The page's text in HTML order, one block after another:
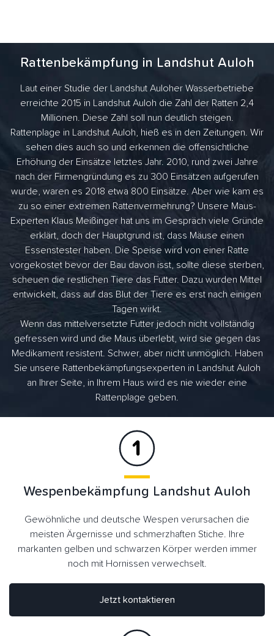
Rattenbekämpfung in Landshut Auloh
Laut einer Studie der Landshut Auloher Wasserbetriebe
erreichte 2015 in Landshut Auloh die Zahl der Ratten 2,4
Millionen. Diese Zahl soll nun deutlich steigen.
Rattenplage in Landshut Auloh, hieß es in den Zeitungen. Wir
sehen dies auch so und erkennen die offensichtliche
Erhöhung der Einsätze letztes Jahr. 2010, rund zwei Jahre
nach der Firmengründung es zu 300 Einsätzen aufgerufen
wurde, waren es 2018 etwa 800 Einsätze. Aber wie kam es
zu so einer extremen Rattenvermehrung? Unsere Maus-
Experten Klaus Meißinger hat uns im Gespräch viele Gründe
erklärt, doch der Hauptgrund ist, dass Mäuse einen
Essenstester haben. Die Speise wird von einer Ratte
vorgekostet bevor der Bau davon isst, sollte diese sterben,
scheuen die restlichen Tiere das Futter. Dazu wurden Mittel
entwickelt, dass auf das Blut der Tiere es erst nach einigen
Tagen wirkt.
Wenn das mittelversetzte Futter jedoch nicht vollständig
gefressen wird und die Maus überlebt, wird sie gegen das
Medikament resistent. Schwer, aber nicht unmöglich. Haben
Sie unsere Rattenbekämpfungsexperten in Landshut Auloh
an Ihrer Seite, in Ihrem Haus wird es nie wieder eine
Rattenplage geben.
Wespenbekämpfung Landshut Auloh
Gewöhnliche und deutsche Wespen verursachen die
meisten Ärgernisse und schmerzhaften Stiche. Ihre
markanten gelben und schwarzen Körper werden immer
noch mit Hornissen verwechselt.
Jetzt kontaktieren